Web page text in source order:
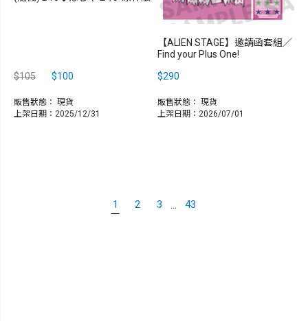
$105 $100
販售狀態： 現貨
上架日期：2025/12/31
【ALIEN STAGE】邀請函套組／
Find your Plus One!
$290
販售狀態： 現貨
上架日期：2026/07/01
1 2 3 ... 43